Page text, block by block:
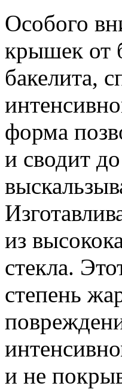
Особого
крышек от
бакелита,
форма
и сводит
из
стекла.
степень
и не